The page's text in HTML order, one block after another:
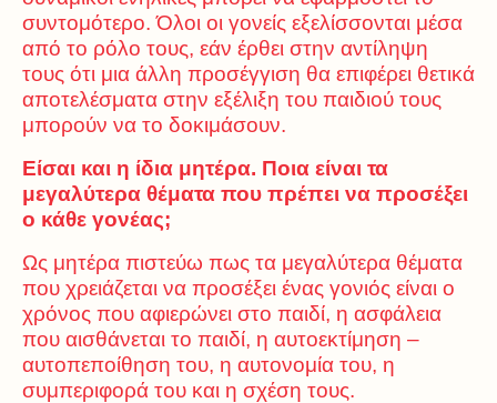
συντομότερο. Όλοι οι γονείς εξελίσσονται μέσα
από το ρόλο τους, εάν έρθει στην αντίληψη
τους ότι μια άλλη προσέγγιση θα επιφέρει θετικά
αποτελέσματα στην εξέλιξη του παιδιού τους
μπορούν να το δοκιμάσουν.
Είσαι και η ίδια μητέρα. Ποια είναι τα
μεγαλύτερα θέματα που πρέπει να προσέξει
ο κάθε γονέας;
Ως μητέρα πιστεύω πως τα μεγαλύτερα θέματα
που χρειάζεται να προσέξει ένας γονιός είναι ο
χρόνος που αφιερώνει στο παιδί, η ασφάλεια
που αισθάνεται το παιδί, η αυτοεκτίμηση –
αυτοπεποίθηση του, η αυτονομία του, η
συμπεριφορά του και η σχέση τους.